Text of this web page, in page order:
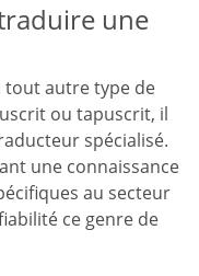
une
tout autre type de
ou tapuscrit, il
spécialisé.
une connaissance
au secteur
ce genre de